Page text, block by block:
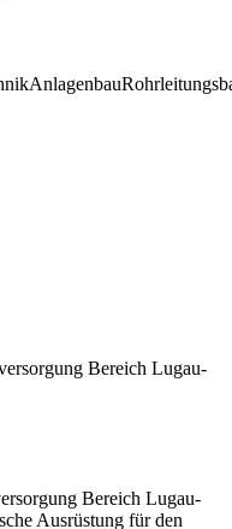
Anlagenbau
Bereich Lugau-
Bereich Lugau-
Ausrüstung für den